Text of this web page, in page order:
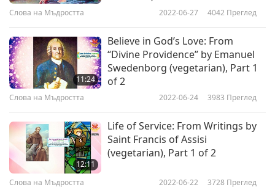
Слова на Мъдростта 2022-06-27 4042 Преглед
11:24
Believe in God’s Love: From
“Divine Providence” by Emanuel
Swedenborg (vegetarian), Part 1
of 2
Слова на Мъдростта 2022-06-24 3983 Преглед
12:11
Life of Service: From Writings by
Saint Francis of Assisi
(vegetarian), Part 1 of 2
Слова на Мъдростта 2022-06-22 3728 Преглед